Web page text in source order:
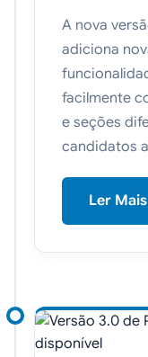
A nova
adiciona
facilmente
e seções
candidatos
Ler